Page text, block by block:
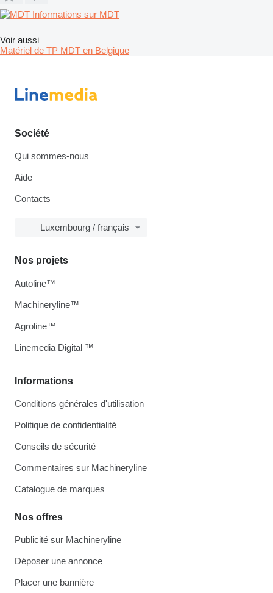
Informations sur MDT
Voir aussi
Matériel de TP MDT en Belgique
Société
Qui sommes-nous
Aide
Contacts
Luxembourg / français
Informations
Conditions générales d'utilisation
Politique de confidentialité
Conseils de sécurité
Commentaires sur Machineryline
Catalogue de marques
Nos offres
Publicité sur Machineryline
Déposer une annonce
Placer une bannière
Nos projets
Autoline™
Machineryline™
Agroline™
Linemedia Digital ™